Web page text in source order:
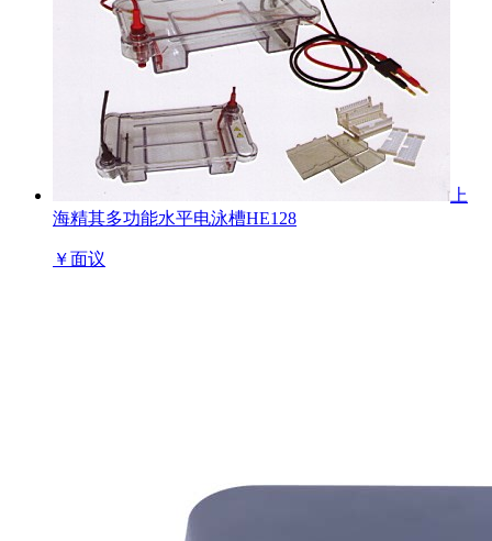
上
海精其多功能水平电泳槽HE128
￥面议